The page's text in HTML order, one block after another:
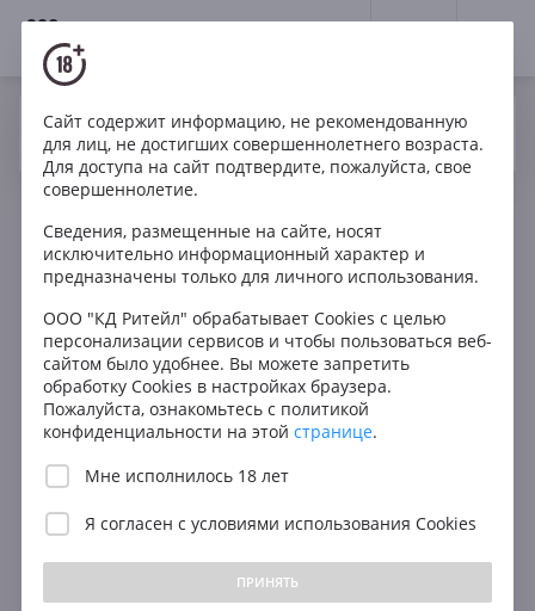
18+
Ваш город Москва ? Да
Вино Розе Сухое
Италия
Di Lenardo Pinot Grigio Gossip Ramato
Сайт содержит информацию, не рекомендованную
для лиц, не достигших совершеннолетнего возраста.
Для доступа на сайт подтвердите, пожалуйста, свое
совершеннолетие.
Сведения, размещенные на сайте, носят
исключительно информационный характер и
предназначены только для личного использования.
ООО "КД Ритейл" обрабатывает Cookies с целью
персонализации сервисов и чтобы пользоваться веб-
сайтом было удобнее. Вы можете запретить
обработку Cookies в настройках браузера.
Пожалуйста, ознакомьтесь с политикой
конфиденциальности на этой странице.
Мне исполнилось 18 лет
Я согласен с условиями использования Cookies
ПРИНЯТЬ